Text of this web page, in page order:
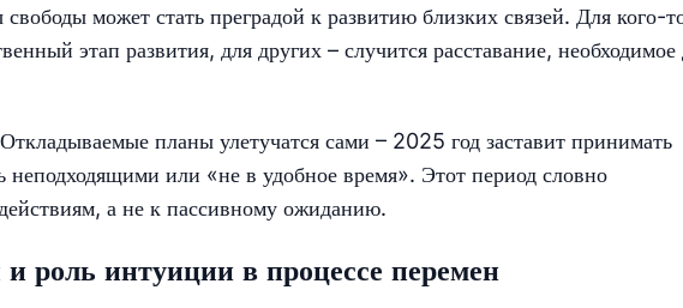
свободы может стать преградой к развитию близких связей. Для кого-
этап развития, для других – случится расставание, необходимое
Откладываемые планы улетучатся сами – 2025 год заставит принимать
неподходящими или «не в удобное время». Этот период словно
а не к пассивному ожиданию.
роль интуиции в процессе перемен